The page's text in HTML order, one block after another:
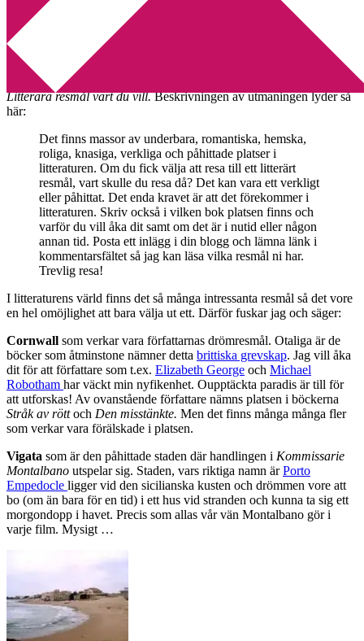
Litterära resmål
2009-12-01 Annika
Hellre barfota än boklös
Litterära resmål vart du vill.Beskrivningen av utmaningen lyder så
här:
Det finns massor av underbara, romantiska, hemska,
roliga, knasiga, verkliga och påhittade platser i
litteraturen. Om du fick välja att resa till ett litterärt
resmål, vart skulle du resa då? Det kan vara ett verkligt
eller påhittat. Det enda kravet är att det förekommer i
litteraturen. Skriv också i vilken bok platsen finns och
varför du vill åka dit samt om det är i nutid eller någon
annan tid. Posta ett inlägg i din blogg och lämna länk i
kommentarsfältet så jag kan läsa vilka resmål ni har.
Trevlig resa!
I litteraturens värld finns det så många intressanta resmål så det vore
en hel omöjlighet att bara välja ut ett. Därför fuskar jag och säger:
Cornwall som verkar vara författarnas drömresmål. Otaliga är de
böcker som åtminstone nämner detta brittiska grevskap. Jag vill åka
dit för att författare som t.ex. Elizabeth George och Michael
Robotham har väckt min nyfikenhet. Oupptäckta paradis är till för
att utforskas! Av ovanstående författare nämns platsen i böckerna
Stråk av röttoch Den misstänkte. Men det finns många många fler
som verkar vara förälskade i platsen.
Vigata som är den påhittade staden där handlingen i Kommissarie
Montalbano utspelar sig. Staden, vars riktiga namn ärPorto
Empedocle ligger vid den sicilianska kusten och drömmen vore att
bo (om än bara för en tid) i ett hus vid stranden och kunna ta sig ett
morgondopp i havet. Precis som allas vår vän Montalbano gör i
varje film. Mysigt …